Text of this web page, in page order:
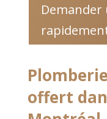
Demander
offert